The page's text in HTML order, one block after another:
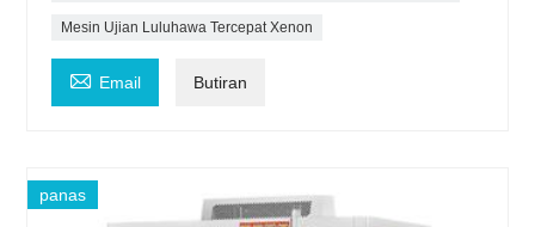
Mesin Ujian Luluhawa Tercepat Xenon
 Email Butiran
panas